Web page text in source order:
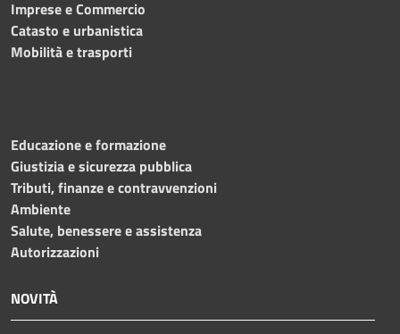
Imprese e Commercio
Catasto e urbanistica
Mobilità e trasporti
Educazione e formazione
Giustizia e sicurezza pubblica
Tributi, finanze e contravvenzioni
Ambiente
Salute, benessere e assistenza
Autorizzazioni
NOVITÀ